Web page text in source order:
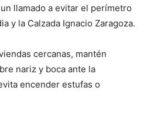
llamado a evitar el perímetro
y la Calzada Ignacio Zaragoza.
cercanas, mantén
nariz y boca ante la
encender estufas o